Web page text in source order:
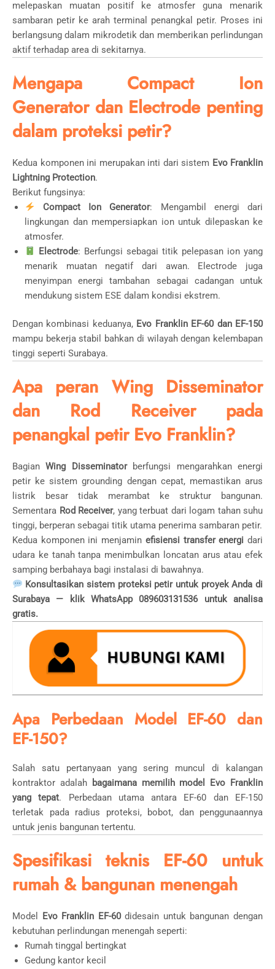
melepaskan muatan positif ke atmosfer guna menarik
sambaran petir ke arah terminal penangkal petir. Proses ini
berlangsung dalam mikrodetik dan memberikan perlindungan
aktif terhadap area di sekitarnya.
Mengapa Compact Ion
Generator dan Electrode penting
dalam proteksi petir?
Kedua komponen ini merupakan inti dari sistem Evo Franklin
Lightning Protection.
Berikut fungsinya:
Compact Ion Generator: Mengambil energi dari
lingkungan dan mempersiapkan ion untuk dilepaskan ke
atmosfer.
Electrode: Berfungsi sebagai titik pelepasan ion yang
menarik muatan negatif dari awan. Electrode juga
menyimpan energi tambahan sebagai cadangan untuk
mendukung sistem ESE dalam kondisi ekstrem.
Dengan kombinasi keduanya, Evo Franklin EF-60 dan EF-150
mampu bekerja stabil bahkan di wilayah dengan kelembapan
tinggi seperti Surabaya.
Apa peran Wing Disseminator
dan Rod Receiver pada
penangkal petir Evo Franklin?
BagianWing Disseminatorberfungsi mengarahkan energi
petir ke sistem grounding dengan cepat, memastikan arus
listrik besar tidak merambat ke struktur bangunan.
Sementara Rod Receiver, yang terbuat dari logam tahan suhu
tinggi, berperan sebagai titik utama penerima sambaran petir.
Kedua komponen ini menjamin efisiensi transfer energi dari
udara ke tanah tanpa menimbulkan loncatan arus atau efek
samping berbahaya bagi instalasi di bawahnya.
Konsultasikan sistem proteksi petir untuk proyek Anda di
Surabaya — klik WhatsApp 089603131536 untuk analisa
gratis.
Apa Perbedaan Model EF-60 dan
EF-150?
Salah satu pertanyaan yang sering muncul di kalangan
kontraktor adalah
bagaimana memilih model Evo Franklin
yang tepat. Perbedaan utama antara EF-60 dan EF-150
terletak pada radius proteksi, bobot, dan penggunaannya
untuk jenis bangunan tertentu.
Spesifikasi teknis EF-60 untuk
rumah & bangunan menengah
Model Evo Franklin EF-60didesain untuk bangunan dengan
kebutuhan perlindungan menengah seperti:
Rumah tinggal bertingkat
Gedung kantor kecil